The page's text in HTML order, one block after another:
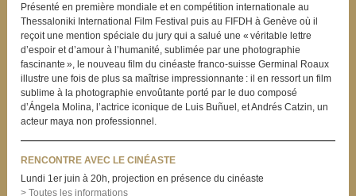
Présenté en première mondiale et en compétition internationale au
Thessaloniki International Film Festival puis au FIFDH à Genève où il
reçoit une mention spéciale du jury qui a salué une « véritable lettre
d’espoir et d’amour à l’humanité, sublimée par une photographie
fascinante », le nouveau film du cinéaste franco-suisse Germinal Roaux
illustre une fois de plus sa maîtrise impressionnante : il en ressort un film
sublime à la photographie envoûtante porté par le duo composé
d’Ángela Molina, l’actrice iconique de Luis Buñuel, et Andrés Catzin, un
acteur maya non professionnel.
RENCONTRE AVEC LE CINÉASTE
Lundi 1er juin à 20h, projection en présence du cinéaste
> Toutes les informations